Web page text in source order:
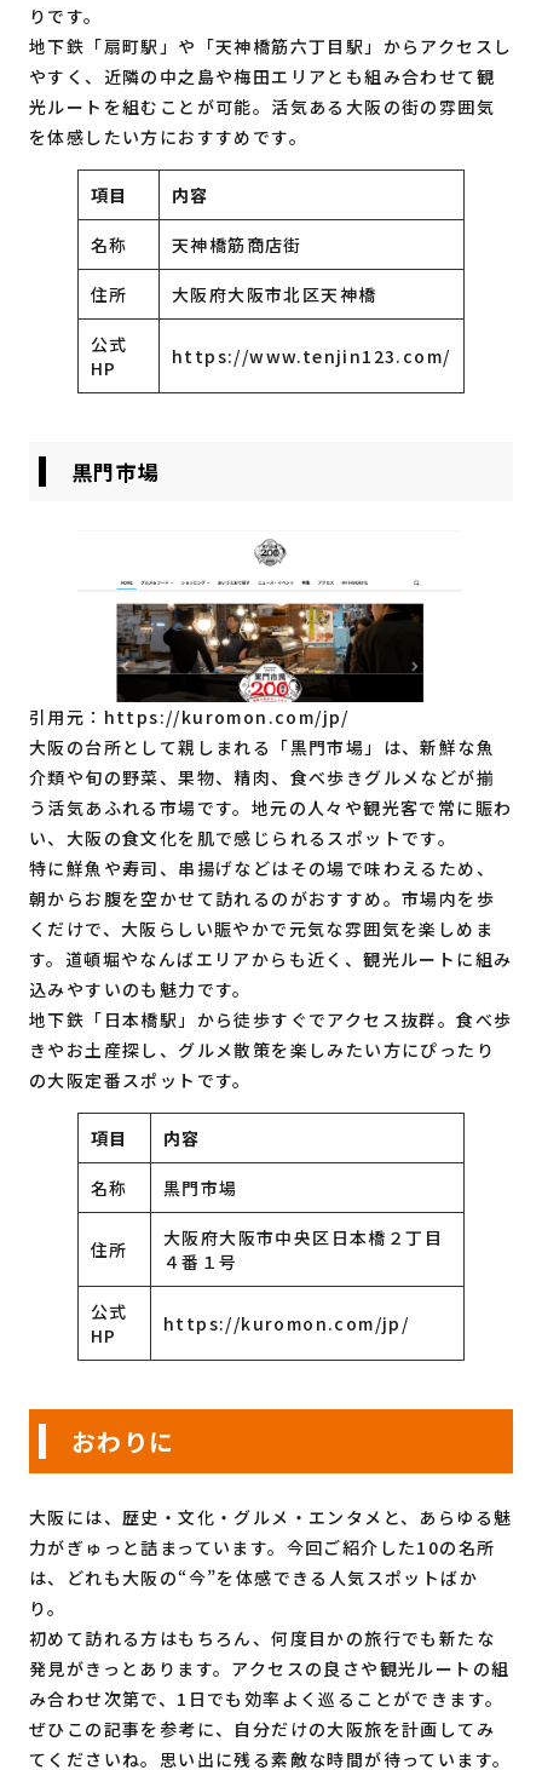
りです。
地下鉄「扇町駅」や「天神橋筋六丁目駅」からアクセスし
やすく、近隣の中之島や梅田エリアとも組み合わせて観
光ルートを組むことが可能。活気ある大阪の街の雰囲気
を体感したい方におすすめです。
項目 内容
名称 天神橋筋商店街
住所 大阪府大阪市北区天神橋
公式
HP
https://www.tenjin123.com/
黒門市場
引用元： https://kuromon.com/jp/
大阪の台所として親しまれる「黒門市場」は、新鮮な魚
介類や旬の野菜、果物、精肉、食べ歩きグルメなどが揃
う活気あふれる市場です。地元の人々や観光客で常に賑わ
い、大阪の食文化を肌で感じられるスポットです。
特に鮮魚や寿司、串揚げなどはその場で味わえるため、
朝からお腹を空かせて訪れるのがおすすめ。市場内を歩
くだけで、大阪らしい賑やかで元気な雰囲気を楽しめま
す。道頓堀やなんばエリアからも近く、観光ルートに組み
込みやすいのも魅力です。
地下鉄「日本橋駅」から徒歩すぐでアクセス抜群。食べ歩
きやお土産探し、グルメ散策を楽しみたい方にぴったり
の大阪定番スポットです。
項目 内容
名称 黒門市場
住所
大阪府大阪市中央区日本橋２丁目
４番１号
公式
HP
https://kuromon.com/jp/
おわりに
大阪には、歴史・文化・グルメ・エンタメと、あらゆる魅
力がぎゅっと詰まっています。今回ご紹介した10の名所
は、どれも大阪の“今”を体感できる人気スポットばか
り。
初めて訪れる方はもちろん、何度目かの旅行でも新たな
発見がきっとあります。アクセスの良さや観光ルートの組
み合わせ次第で、1日でも効率よく巡ることができます。
ぜひこの記事を参考に、自分だけの大阪旅を計画してみ
てくださいね。思い出に残る素敵な時間が待っています。